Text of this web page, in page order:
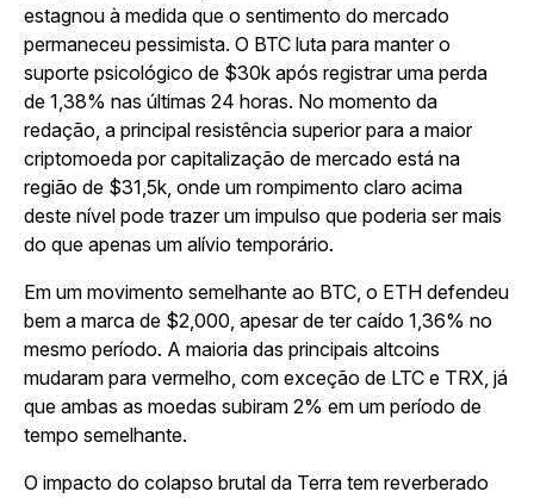
estagnou à medida que o sentimento do mercado
permaneceu pessimista. O BTC luta para manter o
suporte psicológico de $30k após registrar uma perda
de 1,38% nas últimas 24 horas. No momento da
redação, a principal resistência superior para a maior
criptomoeda por capitalização de mercado está na
região de $31,5k, onde um rompimento claro acima
deste nível pode trazer um impulso que poderia ser mais
do que apenas um alívio temporário.
Em um movimento semelhante ao BTC, o ETH defendeu
bem a marca de $2,000, apesar de ter caído 1,36% no
mesmo período. A maioria das principais altcoins
mudaram para vermelho, com exceção de LTC e TRX, já
que ambas as moedas subiram 2% em um período de
tempo semelhante.
O impacto do colapso brutal da Terra tem reverberado